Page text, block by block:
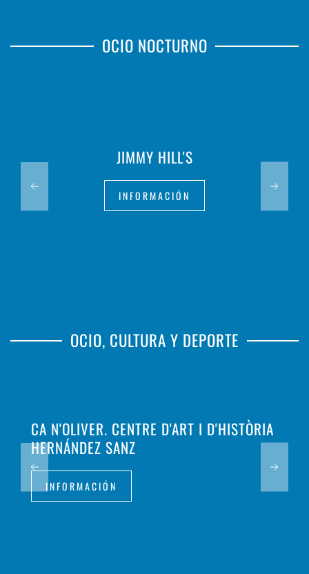
OCIO NOCTURNO
JIMMY HILL'S
INFORMACIÓN
OCIO, CULTURA Y DEPORTE
CA N'OLIVER. CENTRE D'ART I D'HISTÒRIA
HERNÁNDEZ SANZ
INFORMACIÓN